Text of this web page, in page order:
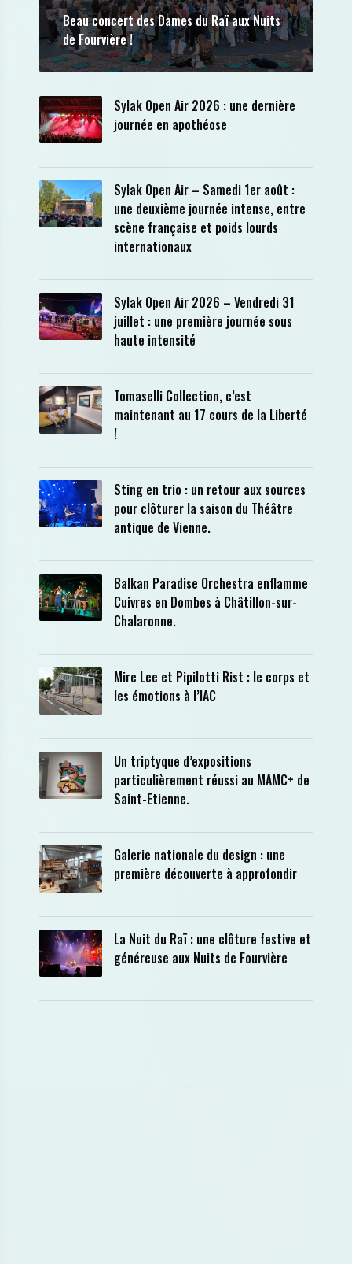
Beau concert des Dames du Raï aux Nuits
de Fourvière !
Sylak Open Air 2026 : une dernière
journée en apothéose
Sylak Open Air – Samedi 1er août :
une deuxième journée intense, entre
scène française et poids lourds
internationaux
Sylak Open Air 2026 – Vendredi 31
juillet : une première journée sous
haute intensité
Tomaselli Collection, c’est
maintenant au 17 cours de la Liberté
!
Sting en trio : un retour aux sources
pour clôturer la saison du Théâtre
antique de Vienne.
Balkan Paradise Orchestra enflamme
Cuivres en Dombes à Châtillon-sur-
Chalaronne.
Mire Lee et Pipilotti Rist : le corps et
les émotions à l’IAC
Un triptyque d’expositions
particulièrement réussi au MAMC+ de
Saint-Etienne.
Galerie nationale du design : une
première découverte à approfondir
La Nuit du Raï : une clôture festive et
généreuse aux Nuits de Fourvière